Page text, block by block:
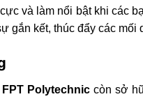
và làm nổi bật khi các
gắn kết, thúc đẩy các mối
FPT Polytechniccòn sở